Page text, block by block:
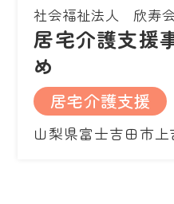
社会福祉法人 欣寿
居宅介護支
め
居宅介護支援
山梨県富士吉田市上